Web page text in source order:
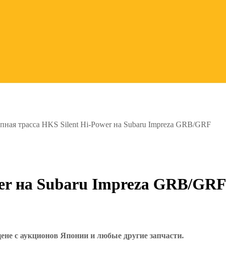
трасса HKS Silent Hi-Power на Subaru Impreza GRB/GRF
на Subaru Impreza GRB/GRF
с аукционов Японии и любые другие запчасти.